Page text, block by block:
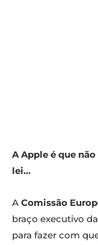
A Apple é que
lei…
A Comissão
braço executivo da
para fazer com